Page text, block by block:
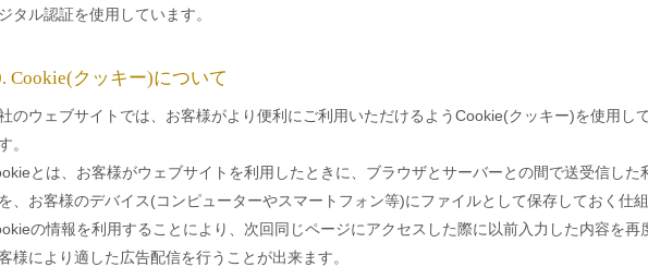
タル認証を使用しています。
Cookie(クッキー)について
のウェブサイトでは、お客様がより便利にご利用いただけるようCookie(クッキー)を使用し
。
とは、お客様がウェブサイトを利用したときに、ブラウザとサーバーとの間で送受信した
、お客様のデバイス(コンピューターやスマートフォン等)にファイルとして保存しておく仕組
の情報を利用することにより、次回同じページにアクセスした際に以前入力した内容を再
様により適した広告配信を行うことが出来ます。